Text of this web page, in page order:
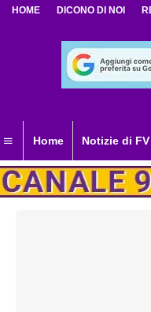
HOME DICONO DI NOI
Home Notizie di FV